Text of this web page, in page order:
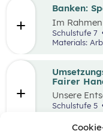
guten
Banken:
Im
Erledigung
Wissen
Schulstufe 7
Materials:
Fairer
Unsere
getroffen
einkaufen
kaufen,
Schulstufe 5
Materials: